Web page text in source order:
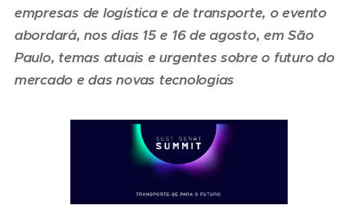
empresas de logística e de transporte, o evento
abordará, nos dias 15 e 16 de agosto, em São
Paulo, temas atuais e urgentes sobre o futuro do
mercado e das novas tecnologias